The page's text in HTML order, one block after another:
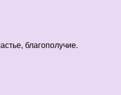
благополучие.